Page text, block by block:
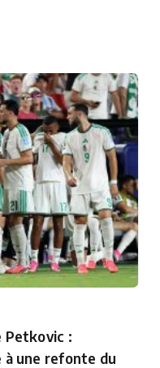
Petkovic :
à une refonte du